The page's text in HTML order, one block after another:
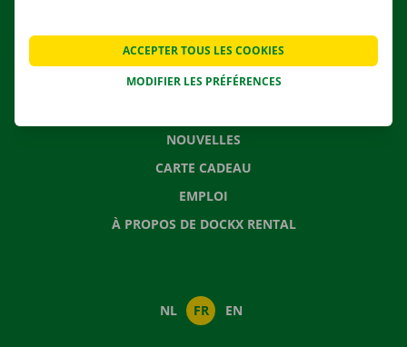
CONTACTEZ NOUS
NOUVELLES
CARTE CADEAU
EMPLOI
À PROPOS DE DOCKX RENTAL
NL FR EN
MODIFIER LES PRÉFÉRENCES
ACCEPTER TOUS LES COOKIES